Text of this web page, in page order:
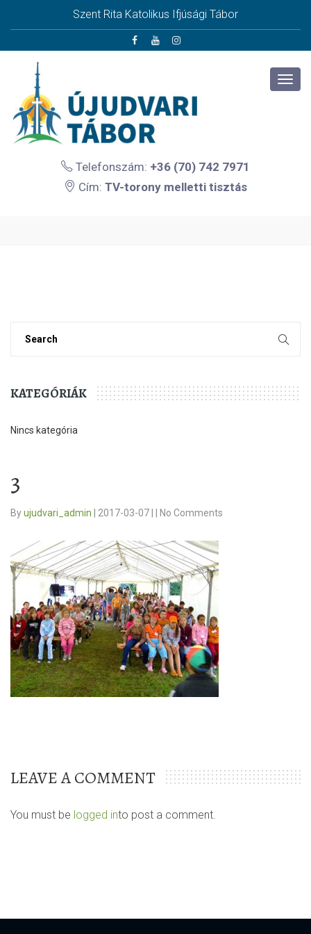
Szent Rita Katolikus Ifjúsági Tábor
Telefonszám: +36 (70) 742 7971
Cím: TV-torony melletti tisztás
KATEGÓRIÁK
Nincs kategória
3
Byujudvari_admin 2017-03-07 No Comments
LEAVE A COMMENT
You must be logged into post a comment.